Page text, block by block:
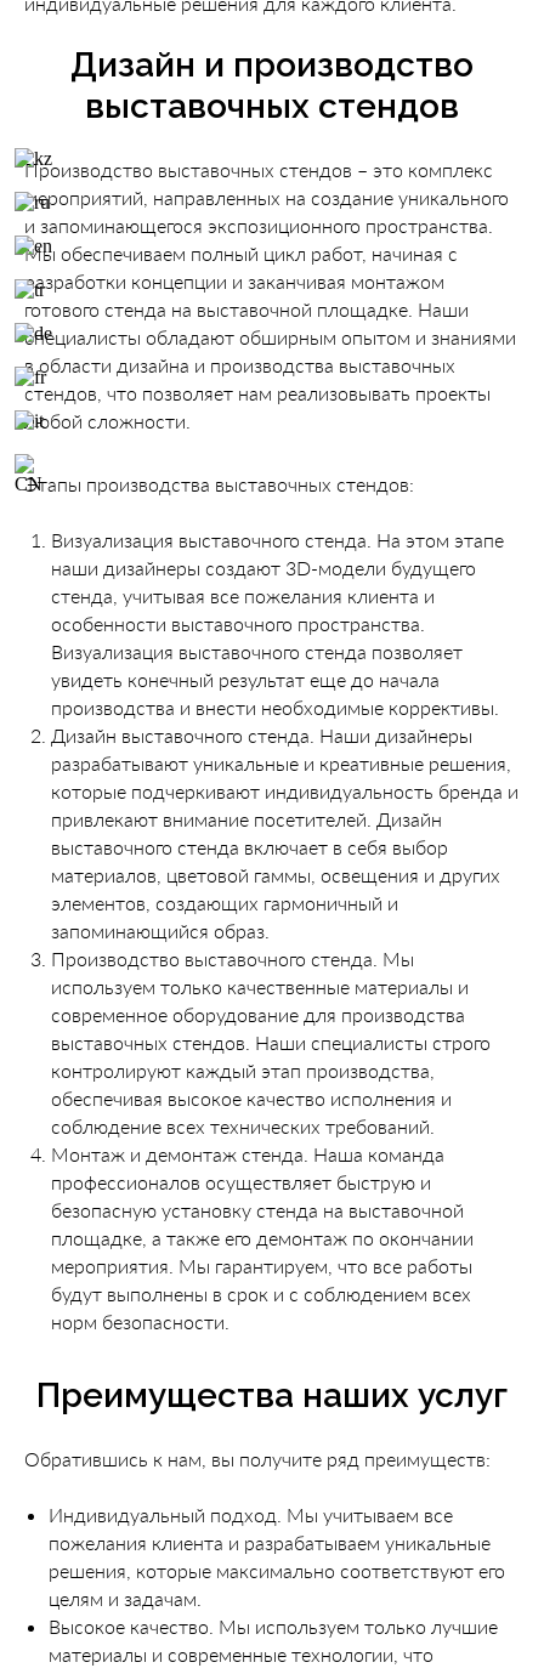
Дизайн и производство
выставочных стендов
Производство выставочных стендов – это комплекс
мероприятий, направленных на создание уникального
и запоминающегося экспозиционного пространства.
Мы обеспечиваем полный цикл работ, начиная с
разработки концепции и заканчивая монтажом
готового стенда на выставочной площадке. Наши
специалисты обладают обширным опытом и знаниями
в области дизайна и производства выставочных
стендов, что позволяет нам реализовывать проекты
любой сложности.
Этапы производства выставочных стендов:
Визуализация выставочного стенда. На этом этапе
наши дизайнеры создают 3D-модели будущего
стенда, учитывая все пожелания клиента и
особенности выставочного пространства.
Визуализация выставочного стенда позволяет
увидеть конечный результат еще до начала
производства и внести необходимые коррективы.
Дизайн выставочного стенда. Наши дизайнеры
разрабатывают уникальные и креативные решения,
которые подчеркивают индивидуальность бренда и
привлекают внимание посетителей. Дизайн
выставочного стенда включает в себя выбор
материалов, цветовой гаммы, освещения и других
элементов, создающих гармоничный и
запоминающийся образ.
Производство выставочного стенда. Мы
используем только качественные материалы и
современное оборудование для производства
выставочных стендов. Наши специалисты строго
контролируют каждый этап производства,
обеспечивая высокое качество исполнения и
соблюдение всех технических требований.
Монтаж и демонтаж стенда. Наша команда
профессионалов осуществляет быструю и
безопасную установку стенда на выставочной
площадке, а также его демонтаж по окончании
мероприятия. Мы гарантируем, что все работы
будут выполнены в срок и с соблюдением всех
норм безопасности.
Преимущества наших услуг
Обратившись к нам, вы получите ряд преимуществ:
Индивидуальный подход. Мы учитываем все
пожелания клиента и разрабатываем уникальные
решения, которые максимально соответствуют его
целям и задачам.
Высокое качество. Мы используем только лучшие
материалы и современные технологии, что